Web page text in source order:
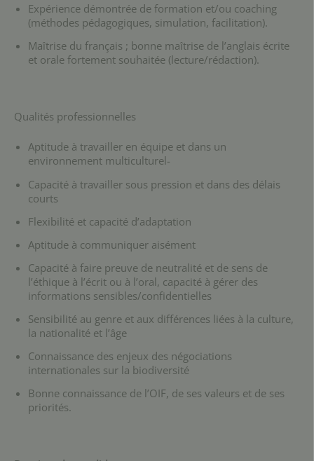
Expérience démontrée de formation et/ou coaching
(méthodes pédagogiques, simulation, facilitation).
Maîtrise du français ; bonne maîtrise de l’anglais écrite
et orale fortement souhaitée (lecture/rédaction).
Qualités professionnelles
Aptitude à travailler en équipe et dans un
environnement multiculturel-
Capacité à travailler sous pression et dans des délais
courts
Flexibilité et capacité d’adaptation
Aptitude à communiquer aisément
Capacité à faire preuve de neutralité et de sens de
l’éthique à l’écrit ou à l’oral, capacité à gérer des
informations sensibles/confidentielles
Sensibilité au genre et aux différences liées à la culture,
la nationalité et l’âge
Connaissance des enjeux des négociations
internationales sur la biodiversité
Bonne connaissance de l’OIF, de ses valeurs et de ses
priorités.